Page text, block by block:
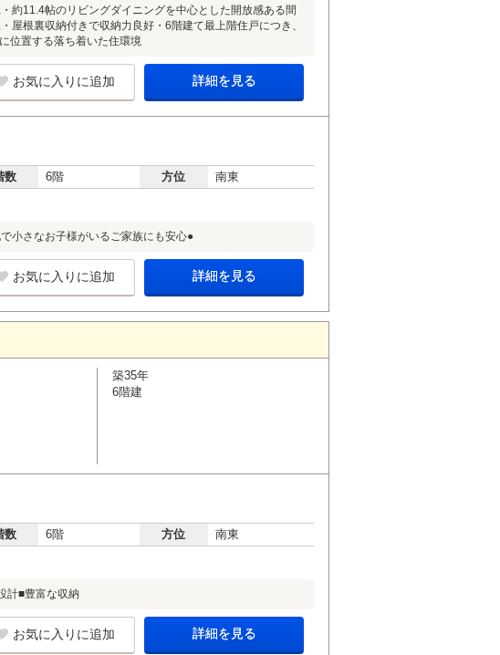
11.4帖のリビングダイニングを中心とした開放感ある間
根裏収納付きで収納力良好・6階建て最上階住戸につき、
位置する落ち着いた住環境
お気に入りに追加 詳細を見る
数 6階 方位 南東
小さなお子様がいるご家族にも安心●
お気に入りに追加 詳細を見る
築35年
6階建
数 6階 方位 南東
計■豊富な収納
お気に入りに追加 詳細を見る